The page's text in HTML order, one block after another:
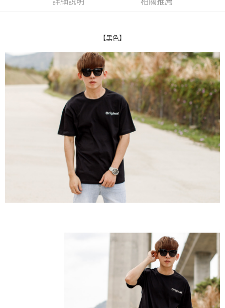
AFTEE先享後付是「在收到商品之後才付款」的支付方式。 讓您購物簡單
３．安心：先確認商品／服務後，再付款。
【「AFTEE先享後付」結帳流程】
１．於結帳方式選擇「AFTEE先享後付」後，將跳轉至「AFTEE先享後付」
結帳頁面，進行簡訊認證並確認金額後，即可完成結帳。
２．訂單成立數日內，您將收到繳費通知簡訊。
３．收到繳費通知簡訊後14天內，點擊此簡訊中的連結，可透過四大超商／
ATM／網路銀行／等多元方式進行付款，方視為交易完成。
※ 請注意：結帳手續完成當下不需立刻繳費，但若您需要取消訂單，請聯絡
購買商品的店家。未經商家同意取消之訂單仍視為有效，需透過AFTEE先享
後付繳納相關費用。
※ 交易是否成功請以「AFTEE先享後付 」之結帳頁面顯示為準，若有關於
是否繳費成功／繳費後需取消欲退款等相關疑問，請聯繫「AFTEE先享後付
https://netprotections.freshdesk.com/support/home
１．透過由恩沛科技股份有限公司提供之「AFTEE先享後付」服務完成之交
易，需依本服務之必要範圍內提供個人資料，並將交易相關給付款項請求債
權轉讓予恩沛科技股份有限公司。
「AFTEE先享後付」，若未經同意申辦者引起之損失，本公司不負相關責
４．使用「AFTEE先享後付」時，將依據個別帳號之用戶狀況，依本公司即
時審查核予不同之上限額度；若仍有額度不足之情形，本公司將視審查結果
５．嚴禁一人註冊多個帳號或使用他人資訊註冊。若發現惡意使用之情形，
恩沛科技股份有限公司將有權停止該用戶之使用額度並採取法律行動。
每筆NT$80，滿NT$1,800(含以上)免運費
先付款後全家取貨
每筆NT$80，滿NT$1,800(含以上)免運費
每筆NT$80，滿NT$1,800(含以上)免運費
先付款後7-11取貨
每筆NT$80，滿NT$1,800(含以上)免運費
每筆NT$120，滿NT$3,000(含以上)免運費
海外宅配 (TWD) 查看運費
【黑色】